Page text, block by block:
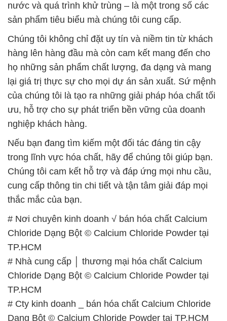
nước và quá trình khử trùng – là một trong số các
sản phẩm tiêu biểu mà chúng tôi cung cấp.
Chúng tôi không chỉ đặt uy tín và niềm tin từ khách
hàng lên hàng đầu mà còn cam kết mang đến cho
họ những sản phẩm chất lượng, đa dạng và mang
lại giá trị thực sự cho mọi dự án sản xuất. Sứ mệnh
của chúng tôi là tạo ra những giải pháp hóa chất tối
ưu, hỗ trợ cho sự phát triển bền vững của doanh
nghiệp khách hàng.
Nếu bạn đang tìm kiếm một đối tác đáng tin cậy
trong lĩnh vực hóa chất, hãy để chúng tôi giúp bạn.
Chúng tôi cam kết hỗ trợ và đáp ứng mọi nhu cầu,
cung cấp thông tin chi tiết và tận tâm giải đáp mọi
thắc mắc của bạn.
# Nơi chuyên kinh doanh √ bán hóa chất Calcium
Chloride Dạng Bột © Calcium Chloride Powder tại
TP.HCM
# Nhà cung cấp │ thương mại hóa chất Calcium
Chloride Dạng Bột © Calcium Chloride Powder tại
TP.HCM
# Cty kinh doanh _ bán hóa chất Calcium Chloride
Dạng Bột © Calcium Chloride Powder tại TP.HCM